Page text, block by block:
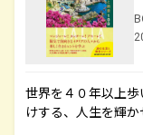
世界を４０年以上
けする、人生を輝